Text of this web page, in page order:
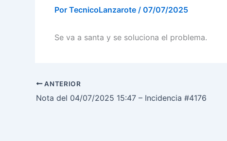
Por TecnicoLanzarote / 07/07/2025
Se va a santa y se soluciona el problema.
ANTERIOR
Nota del 04/07/2025 15:47 – Incidencia #4176